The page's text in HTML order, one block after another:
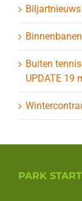
Biljartnieuws
Buiten
UPDATE 19
PARK